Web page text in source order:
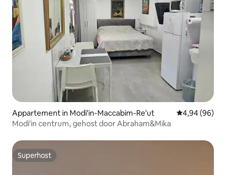
Appartement in Modi'in-Maccabim-Re'ut Gemiddelde
4,94 (96)
Modi'in centrum, gehost door Abraham&Mika
Superhost
Superhost